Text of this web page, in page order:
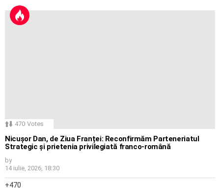
470 Votes
Nicușor Dan, de Ziua Franței: Reconfirmăm Parteneriatul
Strategic și prietenia privilegiată franco-română
by
14 iulie, 2026, 18:30
470